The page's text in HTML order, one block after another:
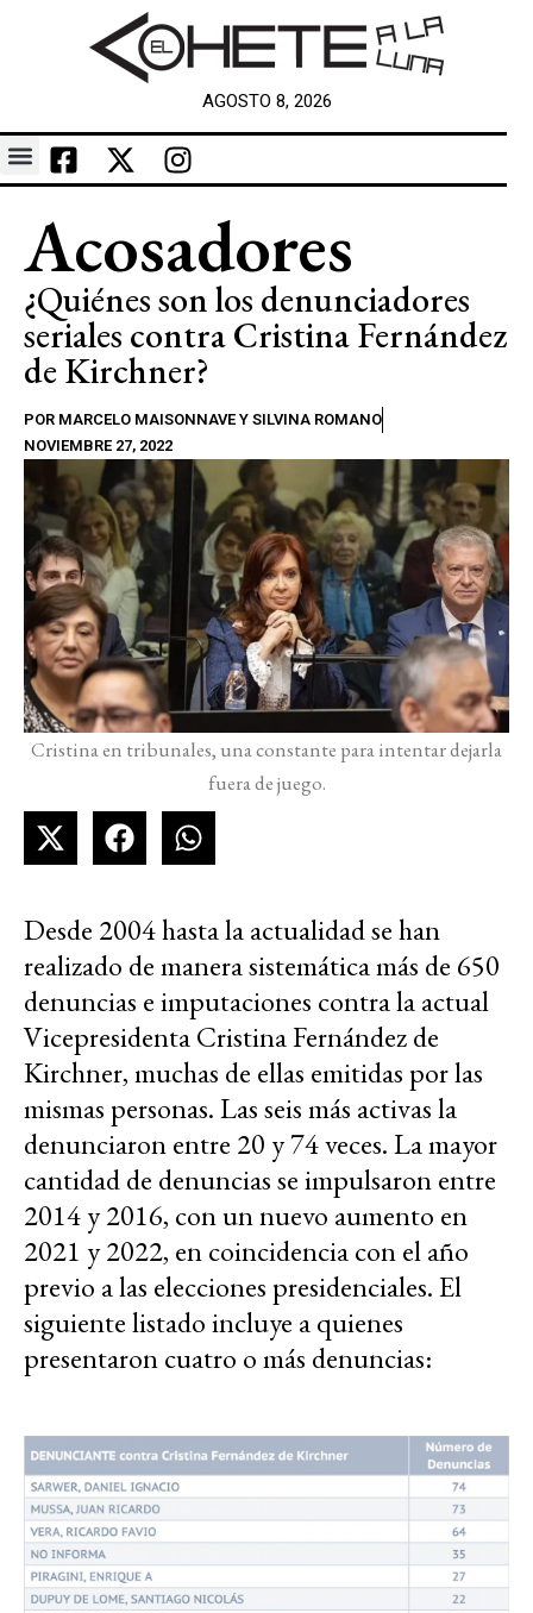
AGOSTO 8, 2026
Acosadores
¿Quiénes son los denunciadores
seriales contra Cristina Fernández
de Kirchner?
POR MARCELO MAISONNAVE Y SILVINA ROMANO
NOVIEMBRE 27, 2022
Cristina en tribunales, una constante para intentar dejarla
fuera de juego.
Desde 2004 hasta la actualidad se han
realizado de manera sistemática más de 650
denuncias e imputaciones contra la actual
Vicepresidenta Cristina Fernández de
Kirchner, muchas de ellas emitidas por las
mismas personas. Las seis más activas la
denunciaron entre 20 y 74 veces. La mayor
cantidad de denuncias se impulsaron entre
2014 y 2016, con un nuevo aumento en
2021 y 2022, en coincidencia con el año
previo a las elecciones presidenciales. El
siguiente listado incluye a quienes
presentaron cuatro o más denuncias: